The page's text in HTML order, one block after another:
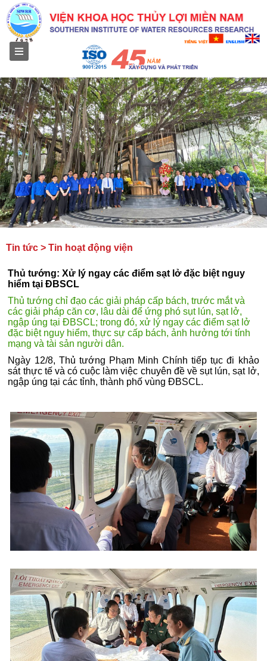
Tin tức > Tin hoạt động viện
Thủ tướng: Xử lý ngay các điểm sạt lở đặc biệt nguy
hiểm tại ĐBSCL
Thủ tướng chỉ đạo các giải pháp cấp bách, trước mắt và
các giải pháp căn cơ, lâu dài để ứng phó sụt lún, sạt lở,
ngập úng tại ĐBSCL; trong đó, xử lý ngay các điểm sạt lở
đặc biệt nguy hiểm, thực sự cấp bách, ảnh hưởng tới tính
mạng và tài sản người dân.
Ngày 12/8, Thủ tướng Phạm Minh Chính tiếp tục đi khảo
sát thực tế và có cuộc làm việc chuyên đề về sụt lún, sạt lở,
ngập úng tại các tỉnh, thành phố vùng ĐBSCL.